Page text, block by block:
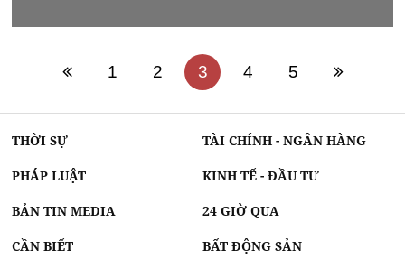
1 2 3 4 5
THỜI SỰ TÀI CHÍNH - NGÂN HÀNG
PHÁP LUẬT KINH TẾ - ĐẦU TƯ
BẢN TIN MEDIA 24 GIỜ QUA
CẦN BIẾT BẤT ĐỘNG SẢN